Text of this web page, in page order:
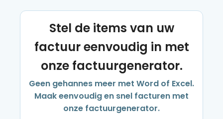
Stel de items van uw
factuur eenvoudig in met
onze factuurgenerator.
Geen gehannes meer met Word of Excel.
Maak eenvoudig en snel facturen met
onze factuurgenerator.